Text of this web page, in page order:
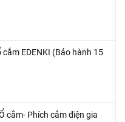
EDENKI (Bảo hành 15
cắm- Phích cắm điện gia